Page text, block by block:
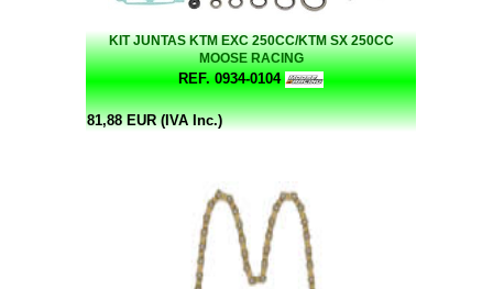
KIT JUNTAS KTM EXC 250CC/KTM SX 250CC
MOOSE RACING
REF. 0934-0104
81,88 EUR (IVA Inc.)